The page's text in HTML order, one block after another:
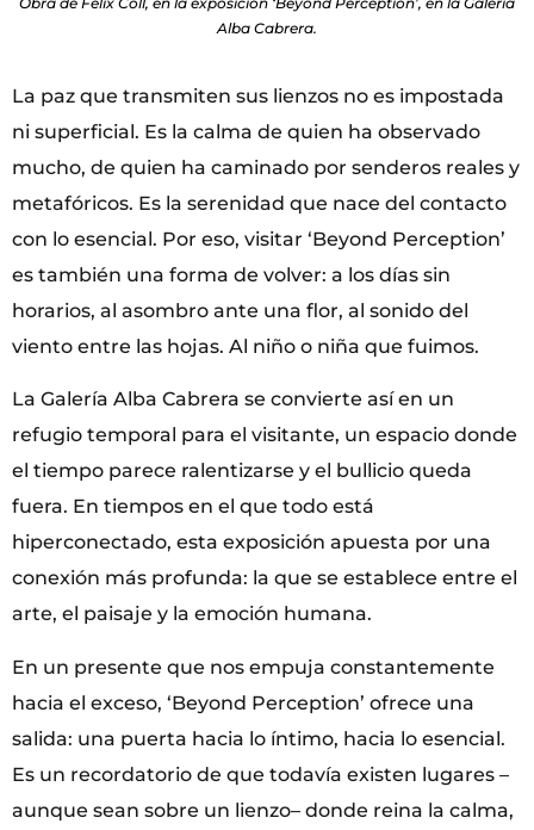
Alba Cabrera.
La paz que transmiten sus lienzos no es impostada
ni superficial. Es la calma de quien ha observado
mucho, de quien ha caminado por senderos reales y
metafóricos. Es la serenidad que nace del contacto
con lo esencial. Por eso, visitar ‘Beyond Perception’
es también una forma de volver: a los días sin
horarios, al asombro ante una flor, al sonido del
viento entre las hojas. Al niño o niña que fuimos.
La Galería Alba Cabrera se convierte así en un
refugio temporal para el visitante, un espacio donde
el tiempo parece ralentizarse y el bullicio queda
fuera. En tiempos en el que todo está
hiperconectado, esta exposición apuesta por una
conexión más profunda: la que se establece entre el
arte, el paisaje y la emoción humana.
En un presente que nos empuja constantemente
hacia el exceso, ‘Beyond Perception’ ofrece una
salida: una puerta hacia lo íntimo, hacia lo esencial.
Es un recordatorio de que todavía existen lugares –
aunque sean sobre un lienzo– donde reina la calma,